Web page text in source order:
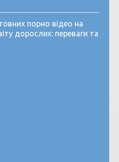
порно відео на
дорослих: переваги та